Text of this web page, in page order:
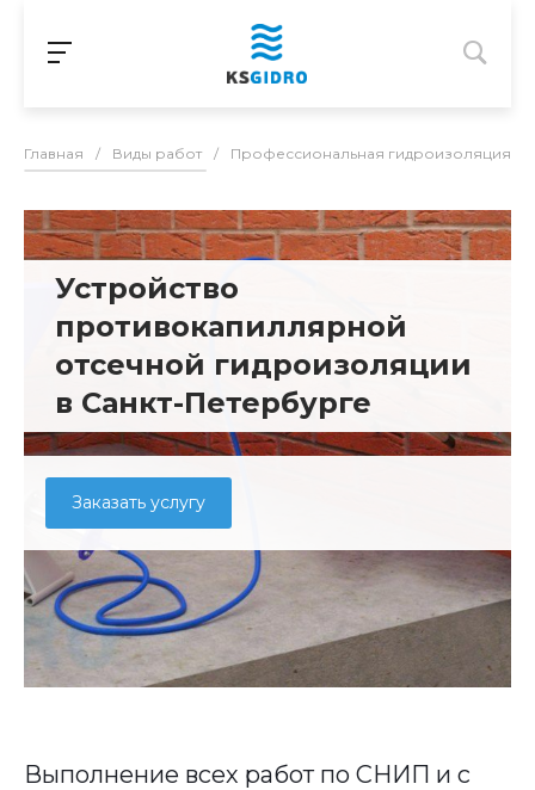
Главная / Виды работ / Профессиональная гидроизоляция в
Устройство
противокапиллярной
отсечной гидроизоляции
в Санкт-Петербурге
Заказать услугу
Выполнение всех работ по СНИП и с